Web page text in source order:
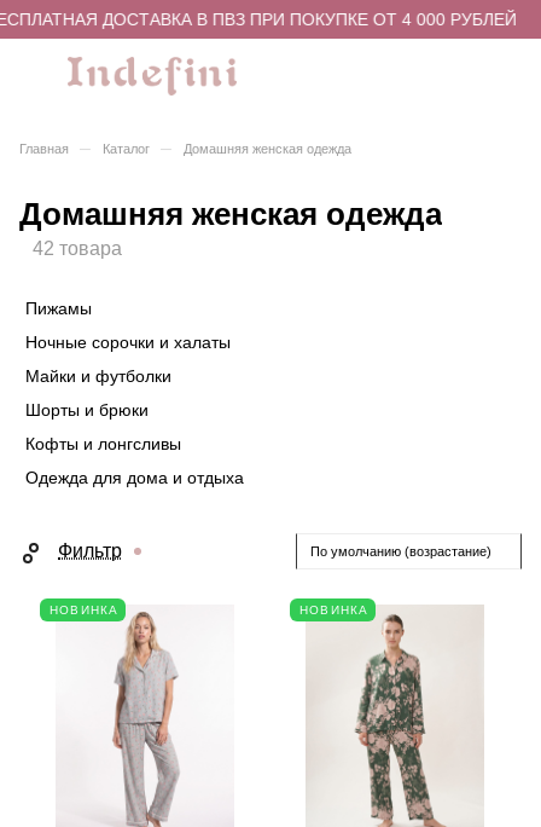
ДОСТАВКА В ПВЗ ПРИ ПОКУПКЕ ОТ 4 000 РУБЛЕЙ
Главная – Каталог – Домашняя женская одежда
Домашняя женская одежда
42 товара
Пижамы
Ночные сорочки и халаты
Майки и футболки
Шорты и брюки
Кофты и лонгсливы
Одежда для дома и отдыха
Фильтр По умолчанию (возрастание)
НОВИНКА НОВИНКА